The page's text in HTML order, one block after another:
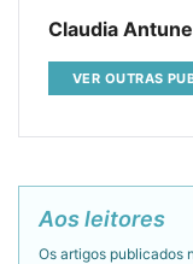
Claudia
VER OUTRAS
Aos leitores
Os artigos publicados